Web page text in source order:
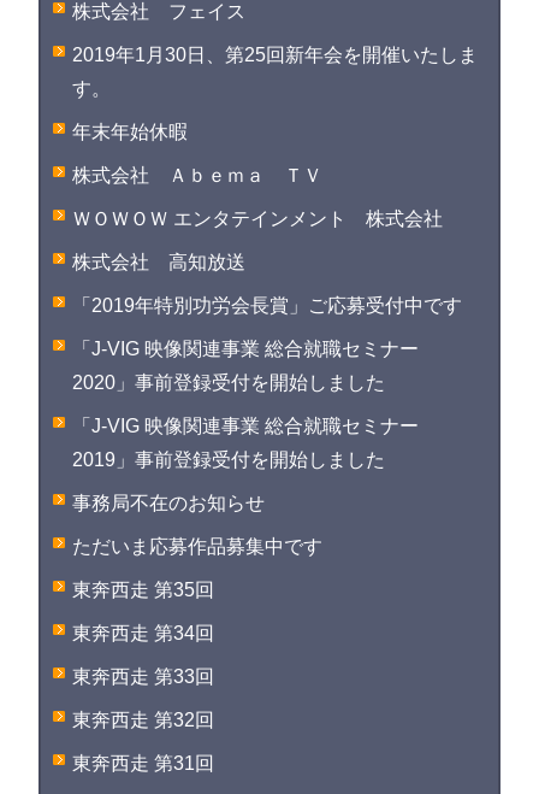
株式会社 フェイス
2019年1月30日、第25回新年会を開催いたしま
す。
年末年始休暇
株式会社 Ａｂｅｍａ ＴＶ
ＷＯＷＯＷ エンタテインメント 株式会社
株式会社 高知放送
「2019年特別功労会長賞」ご応募受付中です
「J-VIG 映像関連事業 総合就職セミナー
2020」事前登録受付を開始しました
「J-VIG 映像関連事業 総合就職セミナー
2019」事前登録受付を開始しました
事務局不在のお知らせ
ただいま応募作品募集中です
東奔西走 第35回
東奔西走 第34回
東奔西走 第33回
東奔西走 第32回
東奔西走 第31回